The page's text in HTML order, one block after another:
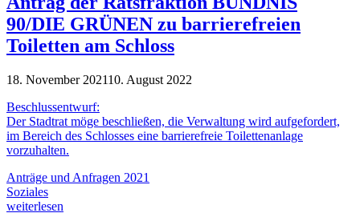
90/DIE GRÜNEN zu barrierefreien
Toiletten am Schloss
18. November 202110. August 2022
Beschlussentwurf:
Der Stadtrat möge beschließen, die Verwaltung wird aufgefordert,
im Bereich des Schlosses eine barrierefreie Toilettenanlage
vorzuhalten.
Anträge und Anfragen 2021
Soziales
weiterlesen